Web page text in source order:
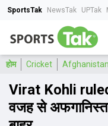
SportsTak NewsTak UPTak
होम Cricket
Virat Kohli ruled
वजह से